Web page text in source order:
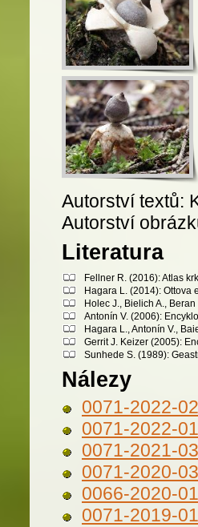
Autorství textů:
Autorství
Literatura
Fellner R. (2016): Atlas
Hagara L. (2014): Ottova
Holec J., Bielich A.,
Antonín V. (2006):
Hagara L., Antonín V.,
Gerrit J. Keizer (2005):
Sunhede S. (1989):
Nálezy
0071-2022-
0071-2022-
0071-2021-
0071-2020-
0066-2020-
0071-2019-